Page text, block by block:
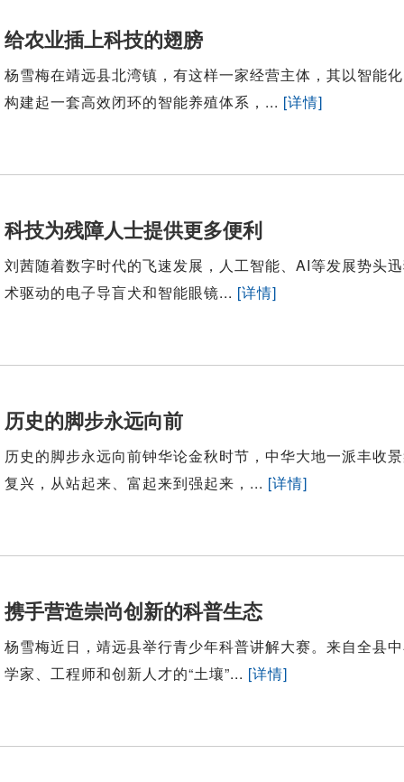
给农业插上科技的翅膀
杨雪梅在靖远县北湾镇，有这样一家经营主体，其以智能
构建起一套高效闭环的智能养殖体系，... [详情]
科技为残障人士提供更多便利
刘茜随着数字时代的飞速发展，人工智能、AI等发展势头
术驱动的电子导盲犬和智能眼镜... [详情]
历史的脚步永远向前
历史的脚步永远向前钟华论金秋时节，中华大地一派丰收
复兴，从站起来、富起来到强起来，... [详情]
携手营造崇尚创新的科普生态
杨雪梅近日，靖远县举行青少年科普讲解大赛。来自全县
学家、工程师和创新人才的“土壤”... [详情]